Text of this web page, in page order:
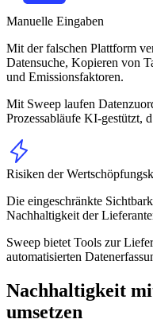
Manuelle Eingaben
Mit der falschen Plattform
Datensuche, Kopieren von
und Emissionsfaktoren.
Mit Sweep laufen
Prozessabläufe KI-gestützt,
Risiken der
Die eingeschränkte
Nachhaltigkeit der
Sweep bietet Tools zur
automatisierten
Nachhaltigkeit
umsetzen